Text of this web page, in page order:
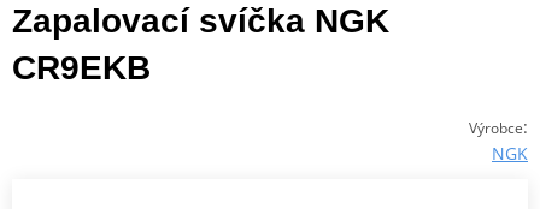
Zapalovací svíčka NGK
CR9EKB
Výrobce:
NGK